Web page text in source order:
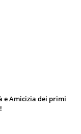
e Amicizia dei primi